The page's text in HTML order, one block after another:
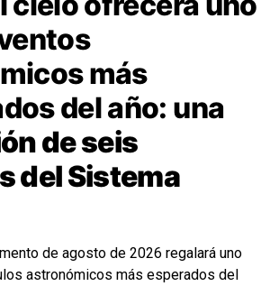
más
del año: una
de seis
del Sistema
de agosto de 2026 regalará uno
astronómicos más esperados del